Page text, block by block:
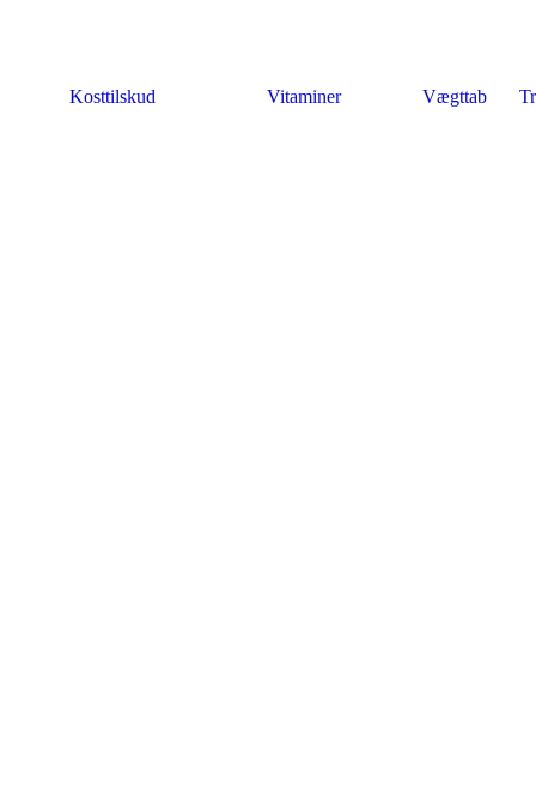
Kosttilskud Vitaminer Vægttab